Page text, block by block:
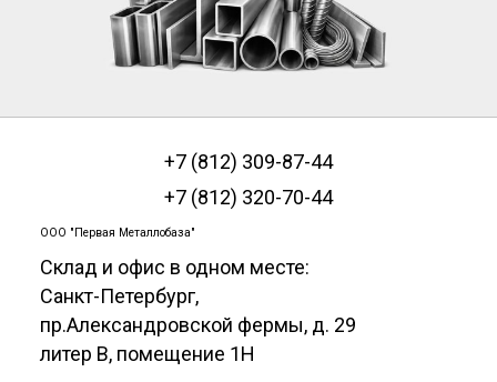
+7 (812) 309-87-44
+7 (812) 320-70-44
ООО "Первая Металлобаза"
Склад и офис в одном месте:
Санкт-Петербург,
пр.Александровской фермы, д. 29
литер В, помещение 1Н